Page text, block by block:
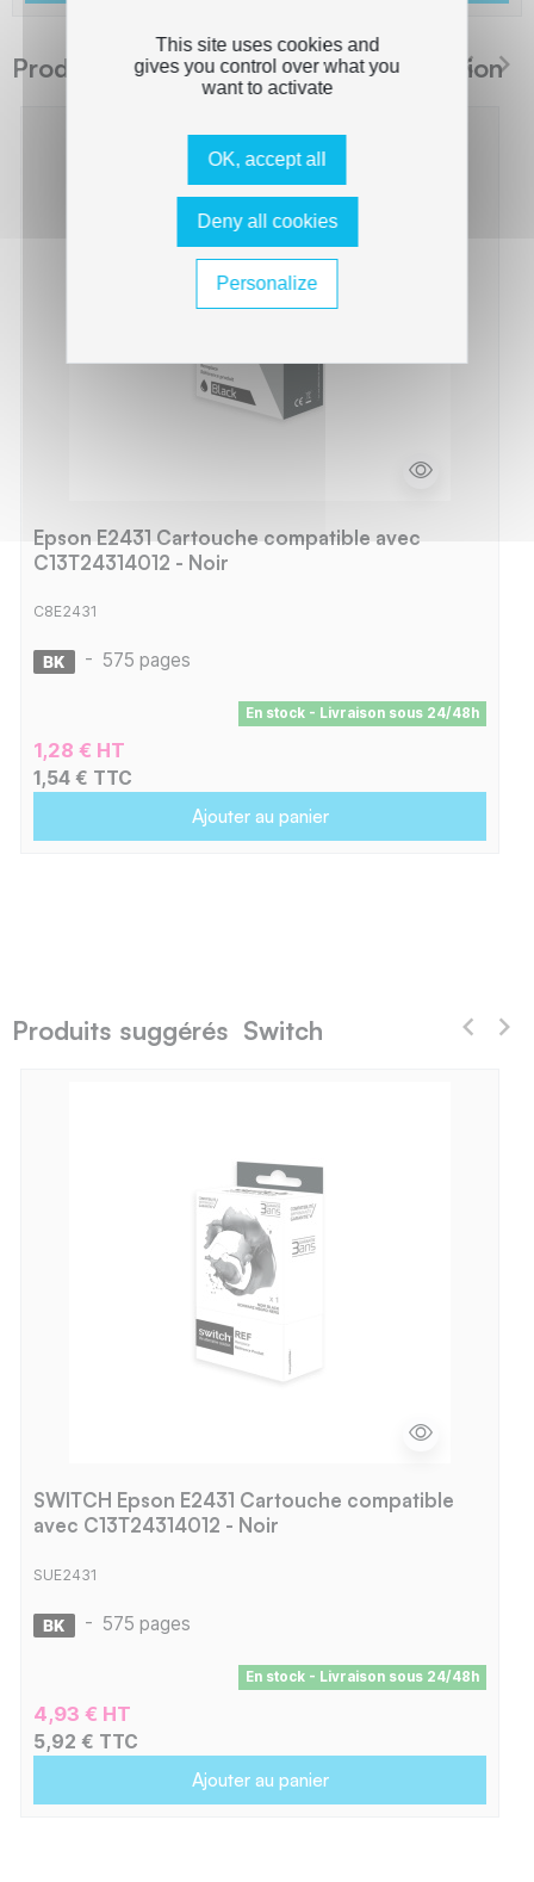
Produits suggérés The Premium Solution
Epson E2431 Cartouche compatible avec
C13T24314012 - Noir
C8E2431
- 575 pages
En stock - Livraison sous 24/48h
1,28 € HT
1,54 € TTC
Ajouter au panier
Produits suggérés Switch
SWITCH Epson E2431 Cartouche compatible
avec C13T24314012 - Noir
SUE2431
- 575 pages
En stock - Livraison sous 24/48h
4,93 € HT
5,92 € TTC
Ajouter au panier
This site uses cookies and
gives you control over what you
want to activate
OK, accept all
Deny all cookies
Personalize